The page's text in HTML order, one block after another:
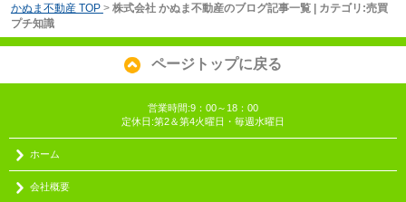
かぬま不動産 TOP > 株式会社 かぬま不動産のブログ記事一覧 | カテゴリ:売買
プチ知識
ページトップに戻る
営業時間:9：00～18：00
定休日:第2＆第4火曜日・毎週水曜日
ホーム
会社概要